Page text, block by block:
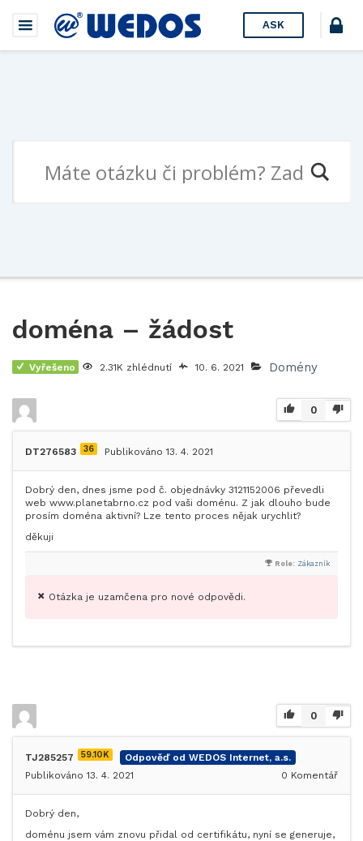
ASK
doména – žádost
Vyřešeno 2.31K zhlédnutí 10. 6. 2021 Domény
0
DT276583 36 Publikováno 13. 4. 2021
Dobrý den, dnes jsme pod č. objednávky 3121152006 převedli
web www.planetabrno.cz pod vaši doménu. Z jak dlouho bude
prosím doména aktivní? Lze tento proces nějak urychlit?
děkuji
Role: Zákazník
Otázka je uzamčena pro nové odpovědi.
0
TJ285257 59.10K
Odpověď od WEDOS Internet, a.s.
Publikováno 13. 4. 2021
0 Komentář
Dobrý den,
doménu jsem vám znovu přidal od certifikátu, nyní se generuje,